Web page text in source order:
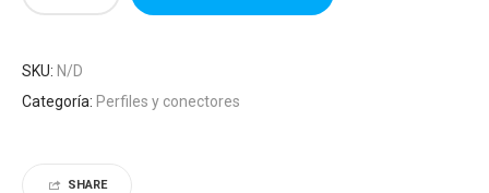
SKU: N/D
Categoría: Perfiles y conectores
SHARE